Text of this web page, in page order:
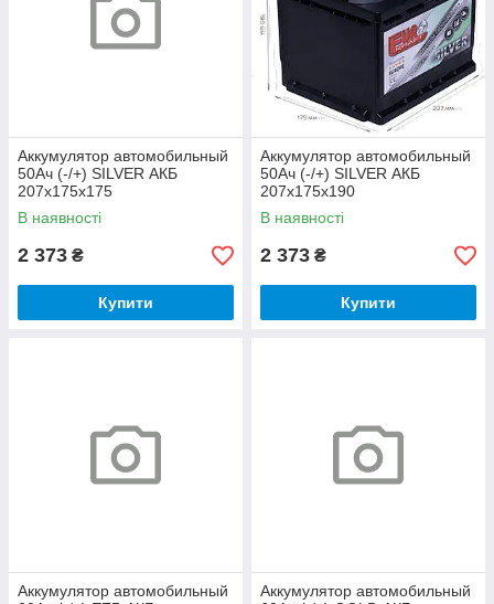
Аккумулятор автомобильный
50Ач (-/+) SILVER АКБ
207x175x175
В наявності
2 373 ₴
Купити
Аккумулятор автомобильный
50Ач (-/+) SILVER АКБ
207x175x190
В наявності
2 373 ₴
Купити
Аккумулятор автомобильный
Аккумулятор автомобильный